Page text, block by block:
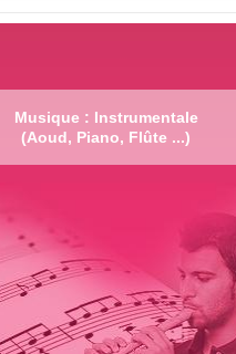
Musique : Instrumentale
(Aoud, Piano, Flûte ...)